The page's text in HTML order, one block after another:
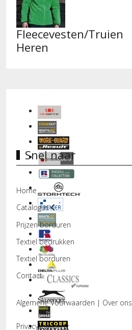
Fleecevesten/Truien
Heren
Snel naar
Home
Catalogus
Prijzen borduren
Textiel bedrukken
Textiel borduren
Contact
Algemene Voorwaarden | Over ons
Privacyverklaring